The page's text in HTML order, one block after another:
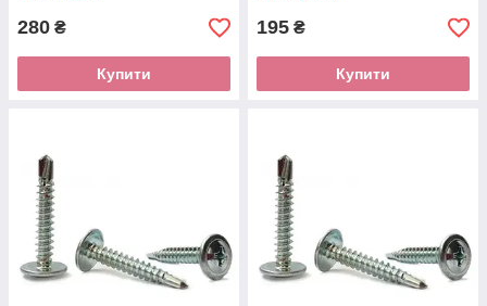
280 ₴
Купити
195 ₴
Купити